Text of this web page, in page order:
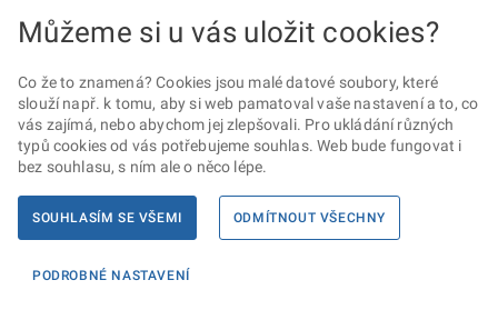
Můžeme si u vás uložit cookies?
Co že to znamená? Cookies jsou malé datové soubory, které
slouží např. k tomu, aby si web pamatoval vaše nastavení a to, co
vás zajímá, nebo abychom jej zlepšovali. Pro ukládání různých
typů cookies od vás potřebujeme souhlas. Web bude fungovat i
bez souhlasu, s ním ale o něco lépe.
SOUHLASÍM SE VŠEMI ODMÍTNOUT VŠECHNY
PODROBNÉ NASTAVENÍ